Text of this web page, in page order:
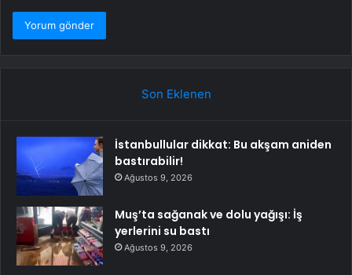
Son Eklenen
İstanbullular dikkat: Bu akşam aniden
bastırabilir!
Ağustos 9, 2026
Muş’ta sağanak ve dolu yağışı: İş
yerlerini su bastı
Ağustos 9, 2026